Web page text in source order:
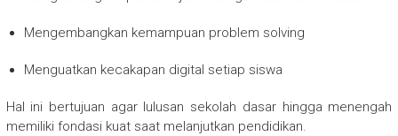
Mengembangkan kemampuan problem solving
Menguatkan kecakapan digital setiap siswa
Hal ini bertujuan agar lulusan sekolah dasar hingga menengah
memiliki fondasi kuat saat melanjutkan pendidikan.